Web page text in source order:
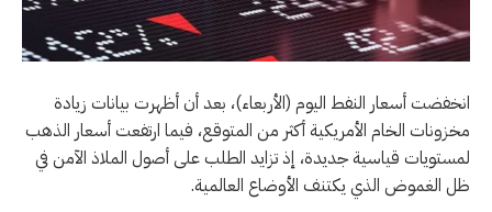
انخفضت أسعار النفط اليوم (الأربعاء)، بعد أن أظهرت بيانات زيادة
مخزونات الخام الأمريكية أكثر من المتوقع، فيما ارتفعت أسعار الذهب
لمستويات قياسية جديدة، إذ تزايد الطلب على أصول الملاذ الآمن في
ظل الغموض الذي يكتنف الأوضاع العالمية.